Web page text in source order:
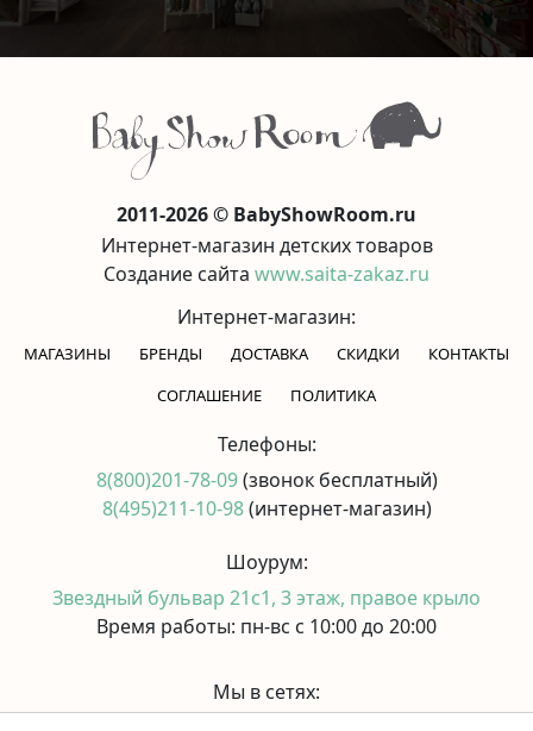
2011-2026 © BabyShowRoom.ru
Интернет-магазин детских товаров
Создание сайта www.saita-zakaz.ru
Интернет-магазин:
МАГАЗИНЫ БРЕНДЫ ДОСТАВКА СКИДКИ
КОНТАКТЫ
CОГЛАШЕНИЕ
ПОЛИТИКА
Телефоны:
8(800)201-78-09(звонок бесплатный)
8(495)211-10-98(интернет-магазин)
Шоурум:
Звездный бульвар 21с1, 3 этаж, правое крыло
Время работы: пн-вс с 10:00 до 20:00
Мы в сетях: